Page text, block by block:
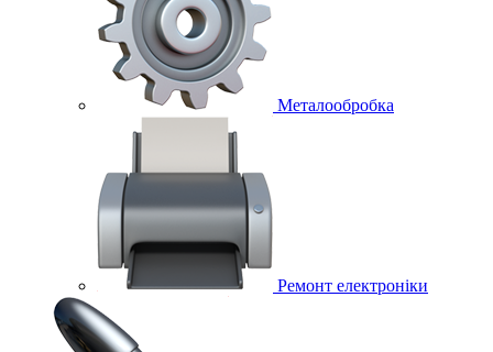
Металообробка
Ремонт електроніки